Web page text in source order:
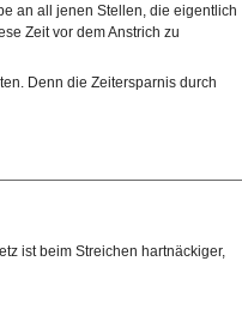
an all jenen Stellen, die eigentlich
Zeit vor dem Anstrich zu
Denn die Zeitersparnis durch
ist beim Streichen hartnäckiger,